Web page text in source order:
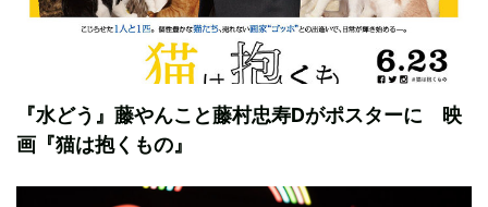
『水どう』藤やんこと藤村忠寿Dがポスターに 映
画『猫は抱くもの』